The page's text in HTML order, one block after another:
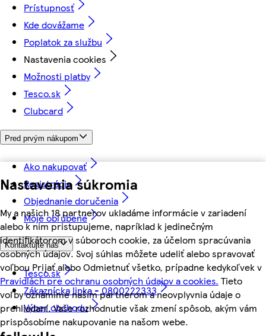
Nastavenia súkromia
My a našich 18 partnerov ukladáme informácie v zariadení
alebo k nim pristupujeme, napríklad k jedinečným
identifikátorom v súboroch cookie, za účelom spracúvania
osobných údajov. Svoj súhlas môžete udeliť alebo spravovať
voľbou Prijať alebo Odmietnuť všetko, prípadne kedykoľvek v
Pravidlách pre ochranu osobných údajov a cookies. Tieto
voľby oznámime našim partnerom a neovplyvnia údaje o
prehliadaní. Vaše rozhodnutie však zmení spôsob, akým vám
prispôsobíme nakupovanie na našom webe.
Prístupnosť
Kde dovážame
Poplatok za službu
Nastavenia cookies
Možnosti platby
Tesco.sk
Clubcard
Pred prvým nákupom
Ako nakupovať
Registrácia
Objednanie doručenia
Moje obľúbené
Kontaktujte nás
Tesco.sk
Zákaznícka linka - 0800222333
Výber obchodu